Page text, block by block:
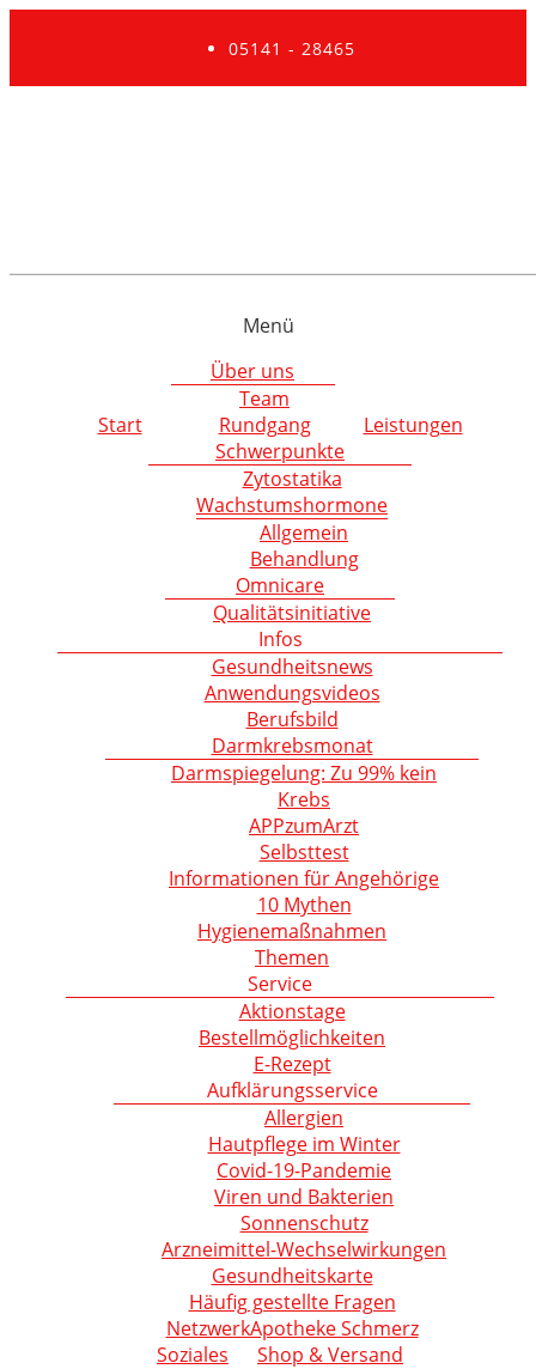
05141 - 28465
Menü
Start
Über uns
Team
Rundgang
Leistungen
Schwerpunkte
Zytostatika
Wachstumshormone
Allgemein
Behandlung
Omnicare
Qualitätsinitiative
Infos
Gesundheitsnews
Anwendungsvideos
Berufsbild
Darmkrebsmonat
Darmspiegelung: Zu 99% kein
Krebs
APPzumArzt
Selbsttest
Informationen für Angehörige
10 Mythen
Hygienemaßnahmen
Themen
Service
Aktionstage
Bestellmöglichkeiten
E-Rezept
Aufklärungsservice
Allergien
Hautpflege im Winter
Covid-19-Pandemie
Viren und Bakterien
Sonnenschutz
Arzneimittel-Wechselwirkungen
Gesundheitskarte
Häufig gestellte Fragen
NetzwerkApotheke Schmerz
Soziales
Shop & Versand